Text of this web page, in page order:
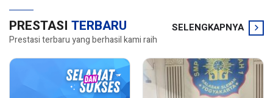
PRESTASI TERBARU
Prestasi terbaru yang berhasil kami raih
SELENGKAPNYA